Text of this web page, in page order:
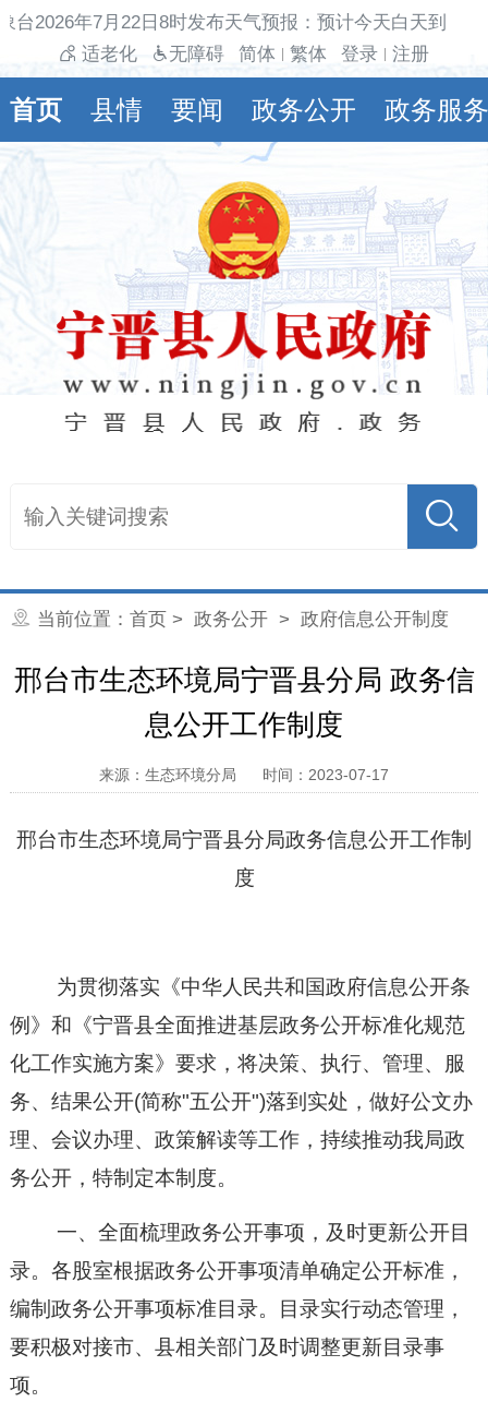
台2026年7月22日8时发布天气预报：预计今天白天到夜
适老化
无障碍 简体 繁体 登录 注册
首页 县情 要闻 政务公开 政务服务
当前位置： 首页 > 政务公开> 政府信息公开制度
邢台市生态环境局宁晋县分局 政务信
息公开工作制度
来源：生态环境分局 时间：2023-07-17
邢台市生态环境局宁晋县分局政务信息公开工作制
度
为贯彻落实《中华人民共和国政府信息公开条
例》 和《宁晋县全面推进基层政务公开标准化规范
化工作实施方案》要求，将决策、执行、管理、服
务、结果公开(简称"五公开")落到实处，做好公文办
理、会议办理、政策解读等工作，持续推动我局政
务公开，特制定本制度。
一、全面梳理政务公开事项，及时更新公开目
录。各股室根据政务公开事项清单确定公开标准，
编制政务公开事项标准目录。目录实行动态管理，
要积极对接市、县相关部门及时调整更新目录事
项。